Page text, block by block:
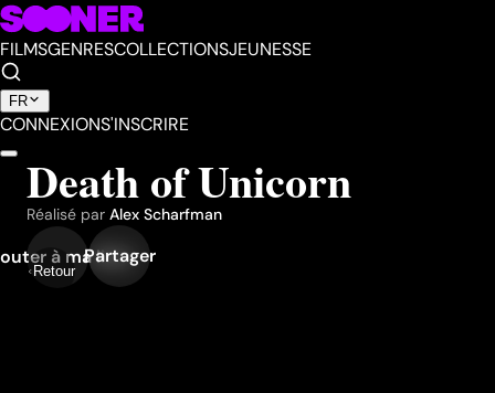
FILMSGENRESCOLLECTIONSJEUNESSE
FR
CONNEXIONS'INSCRIRE
Retour
Death of Unicorn
Réalisé par Alex Scharfman
à ma liste
Partager